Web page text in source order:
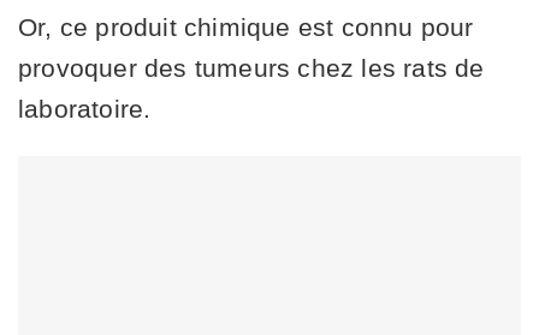
Or, ce produit chimique est connu pour
provoquer des tumeurs chez les rats de
laboratoire.